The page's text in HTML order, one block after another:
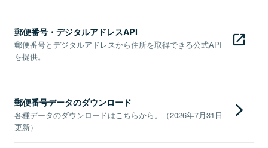
郵便番号・デジタルアドレスAPI
郵便番号とデジタルアドレスから住所を取得できる公式API
を提供。
郵便番号データのダウンロード
各種データのダウンロードはこちらから。（2026年7月31日
更新）